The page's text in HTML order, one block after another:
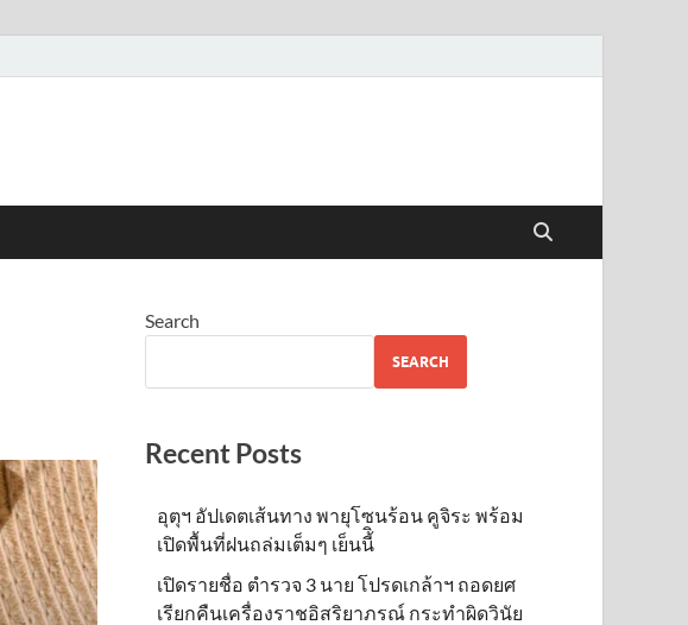
Search
SEARCH
Recent Posts
อุตุฯ อัปเดตเส้นทาง พายุโซนร้อน คูจิระ พร้อม
เปิดพื้นที่ฝนถล่มเต็มๆ เย็นนี้ิ
เปิดรายชื่อ ตำรวจ 3 นาย โปรดเกล้าฯ ถอดยศ
เรียกคืนเครื่องราชอิสริยาภรณ์ กระทำผิดวินัย